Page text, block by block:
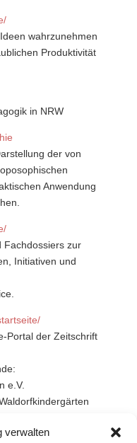
verwalten
wahrzunehmen
Produktivität
in NRW
der von
Anwendung
Fachdossiers zur
Initiativen und
Portal der Zeitschrift
e.V.
beim Bund der Freien